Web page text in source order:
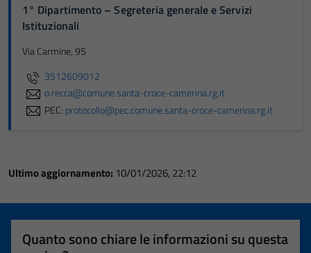
1° Dipartimento – Segreteria generale e Servizi
Istituzionali
Via Carmine, 95
3512609012
o.recca@comune.santa-croce-camerina.rg.it
PEC: protocollo@pec.comune.santa-croce-camerina.rg.it
Ultimo aggiornamento: 10/01/2026, 22:12
Quanto sono chiare le informazioni su questa